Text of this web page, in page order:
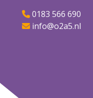
0183 566 690
info@o2a5.nl